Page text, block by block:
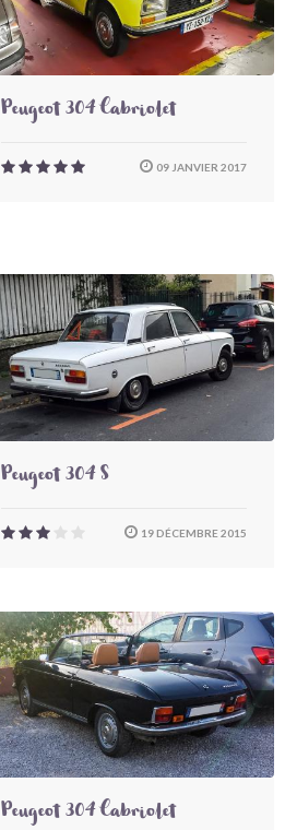
Peugeot 304 Cabriolet
09 JANVIER 2017
Peugeot 304 S
19 DÉCEMBRE 2015
Peugeot 304 Cabriolet